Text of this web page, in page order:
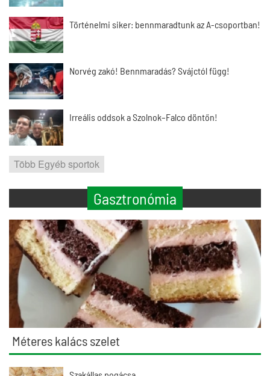
Történelmi siker: bennmaradtunk az A-csoportban!
Norvég zakó! Bennmaradás? Svájctól függ!
Irreális oddsok a Szolnok–Falco döntőn!
Több Egyéb sportok
Gasztronómia
Méteres kalács szelet